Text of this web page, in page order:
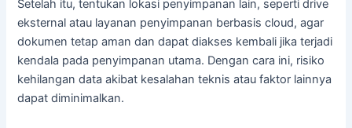
Setelah itu, tentukan lokasi penyimpanan lain, seperti drive
eksternal atau layanan penyimpanan berbasis cloud, agar
dokumen tetap aman dan dapat diakses kembali jika terjadi
kendala pada penyimpanan utama. Dengan cara ini, risiko
kehilangan data akibat kesalahan teknis atau faktor lainnya
dapat diminimalkan.